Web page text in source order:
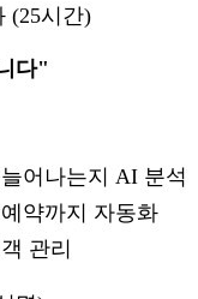
(25시간)
다"
어나는지 AI 분석
약까지 자동화
관리